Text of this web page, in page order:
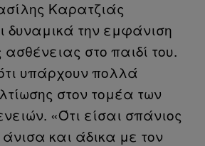
Καρατζιάς
δυναμικά την εμφάνιση
στο παιδί του.
υπάρχουν πολλά
στον τομέα των
«Ότι είσαι σπάνιος
και άδικα με τον